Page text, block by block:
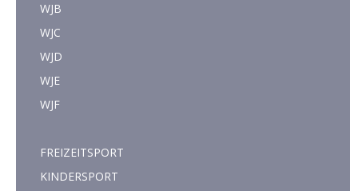
WJB
WJC
WJD
WJE
WJF
FREIZEITSPORT
KINDERSPORT